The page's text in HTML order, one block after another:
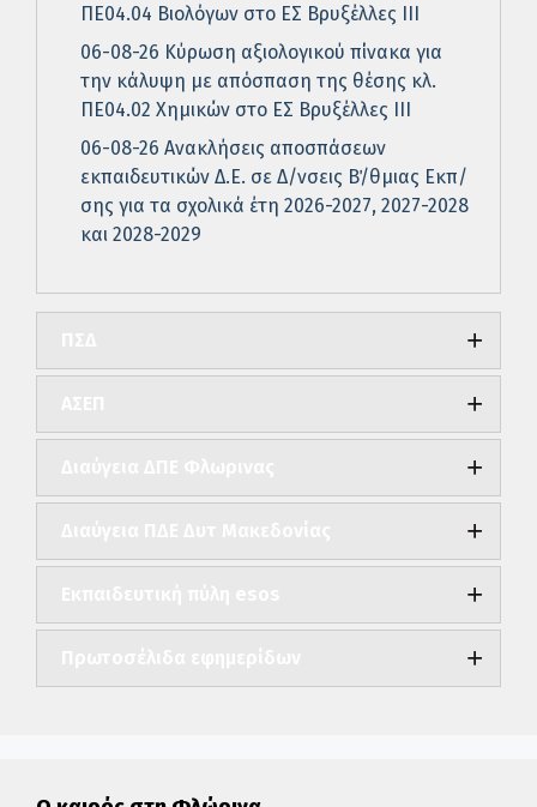
ΠΕ04.04 Βιολόγων στο ΕΣ Βρυξέλλες ΙΙΙ
06-08-26 Κύρωση αξιολογικού πίνακα για
την κάλυψη με απόσπαση της θέσης κλ.
ΠΕ04.02 Χημικών στο ΕΣ Βρυξέλλες ΙΙΙ
06-08-26 Ανακλήσεις αποσπάσεων
εκπαιδευτικών Δ.Ε. σε Δ/νσεις Β΄/θμιας Εκπ/
σης για τα σχολικά έτη 2026-2027, 2027-2028
και 2028-2029